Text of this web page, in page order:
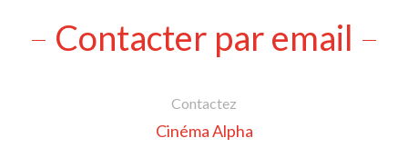
Contacter par email
Contactez
Cinéma Alpha